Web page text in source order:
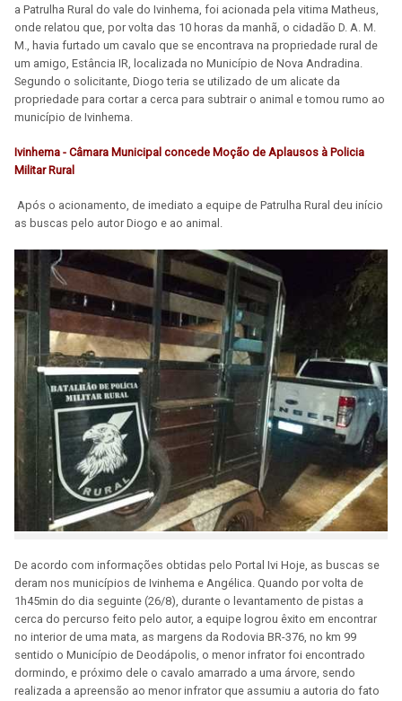
a Patrulha Rural do vale do Ivinhema, foi acionada pela vitima Matheus,
onde relatou que, por volta das 10 horas da manhã, o cidadão D. A. M.
M., havia furtado um cavalo que se encontrava na propriedade rural de
um amigo, Estância IR, localizada no Município de Nova Andradina.
Segundo o solicitante, Diogo teria se utilizado de um alicate da
propriedade para cortar a cerca para subtrair o animal e tomou rumo ao
município de Ivinhema.
Ivinhema - Câmara Municipal concede Moção de Aplausos à Policia
Militar Rural
Após o acionamento, de imediato a equipe de Patrulha Rural deu início
as buscas pelo autor Diogo e ao animal.
De acordo com informações obtidas pelo Portal Ivi Hoje, as buscas se
deram nos municípios de Ivinhema e Angélica. Quando por volta de
1h45min do dia seguinte (26/8), durante o levantamento de pistas a
cerca do percurso feito pelo autor, a equipe logrou êxito em encontrar
no interior de uma mata, as margens da Rodovia BR-376, no km 99
sentido o Município de Deodápolis, o menor infrator foi encontrado
dormindo, e próximo dele o cavalo amarrado a uma árvore, sendo
realizada a apreensão ao menor infrator que assumiu a autoria do fato